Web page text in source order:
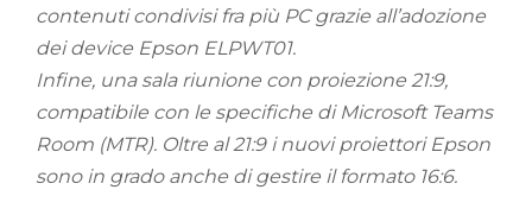
contenuti condivisi fra più PC grazie all’adozione
dei device Epson ELPWT01.
Infine, una sala riunione con proiezione 21:9,
compatibile con le specifiche di Microsoft Teams
Room (MTR). Oltre al 21:9 i nuovi proiettori Epson
sono in grado anche di gestire il formato 16:6.